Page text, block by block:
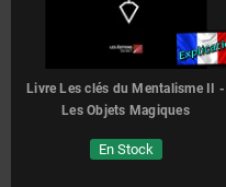
Livre Les clés du Mentalisme II -
Les Objets Magiques
En Stock